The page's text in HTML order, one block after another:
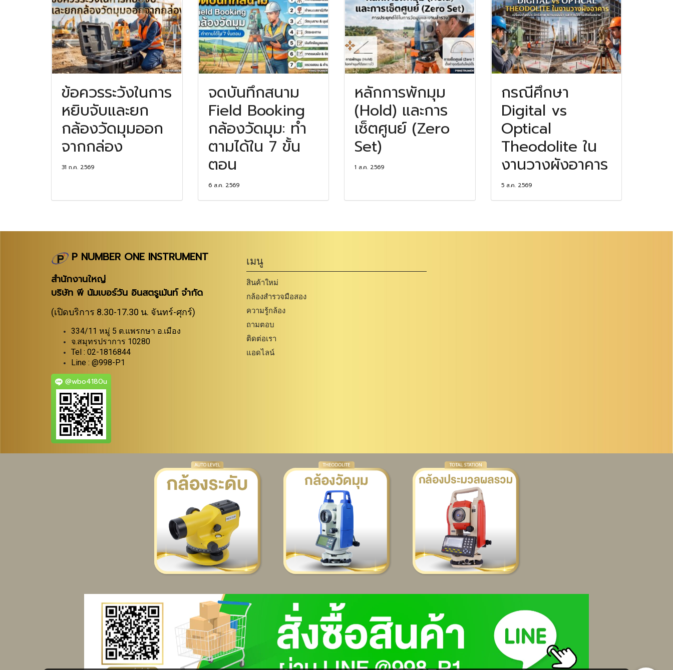
ข้อควรระวังในการ
หยิบจับและยก
กล้องวัดมุมออก
จากกล่อง
31 ก.ค. 2569
จดบันทึกสนาม
Field Booking
กล้องวัดมุม: ทำ
ตามได้ใน 7 ขั้น
ตอน
6 ส.ค. 2569
หลักการพักมุม
(Hold) และการ
เซ็ตศูนย์ (Zero
Set)
1 ส.ค. 2569
กรณีศึกษา
Digital vs
Optical
Theodolite ใน
งานวางผังอาคาร
5 ส.ค. 2569
P NUMBER ONE INSTRUMENT
สำนักงานใหญ่
บริษัท พี นัมเบอร์วัน อินสตรูเม้นท์ จำกัด
(เปิดบริการ 8.30-17.30 น. จันทร์-ศุกร์)
334/11 หมู่ 5 ต.แพรกษา อ.เมือง
จ.สมุทรปราการ 10280
Tel : 02-1816844
Line : @998-P1
@wbo4180u
เมนู
สินค้าใหม่
กล้องสำรวจมือสอง
ความรู้กล้อง
ถามตอบ
ติดต่อเรา
แอดไลน์